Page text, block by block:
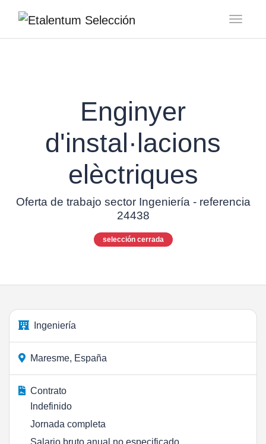
Enginyer
d'instal·lacions
elèctriques
Oferta de trabajo sector Ingeniería - referencia
24438
selección cerrada
Ingeniería
Maresme, España
Contrato
Indefinido
Jornada completa
Salario bruto anual no especificado